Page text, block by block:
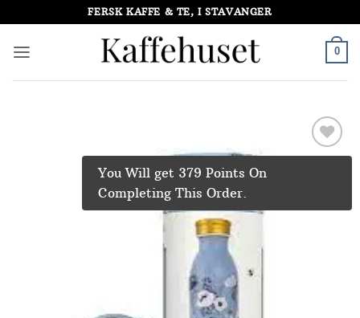
to
content
FERSK KAFFE & TE, I STAVANGER
0
You Will get 379 Points On
Completing This Order.